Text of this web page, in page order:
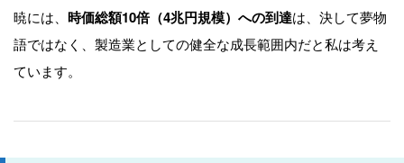
暁には、 時価総額10倍（4兆円規模）への到達は、決して夢物
語ではなく、製造業としての健全な成長範囲内だと私は考え
ています。